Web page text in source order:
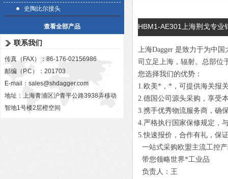
史陶比尔接头
查看全部产品
联系我们
传真（FAX）：86-176-02156986
邮编（P.C）：201703
E-mail： sales@shdagger.com
地址：上海青浦区沪青平公路3938弄移动
智地1号楼2层橙空间
HBM1-AE301上海荆戈专
上海Dagger 是致力于为中
司立足上海，辐射。总部位
您选择我们的优势：
1.欧美*，*，可提供海关报
2.德国公司源头采购，享受
3.携手优秀物流服务商，确
4.严格执行国家保修规定，
5.快速报价，合作有礼，保
一站式采购欧盟主流工控
带您领略世界*工业品
负责人：王